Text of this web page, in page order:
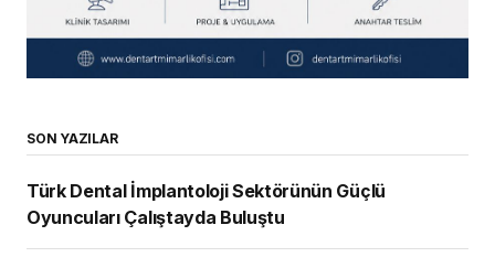
SON YAZILAR
Türk Dental İmplantoloji Sektörünün Güçlü
Oyuncuları Çalıştayda Buluştu